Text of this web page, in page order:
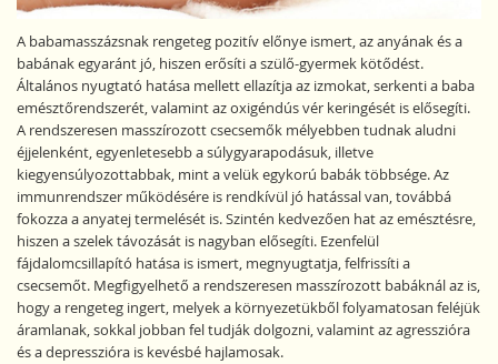
A babamasszázsnak rengeteg pozitív előnye ismert, az anyának és a
babának egyaránt jó, hiszen erősíti a szülő-gyermek kötődést.
Általános nyugtató hatása mellett ellazítja az izmokat, serkenti a baba
emésztőrendszerét, valamint az oxigéndús vér keringését is elősegíti.
A rendszeresen masszírozott csecsemők mélyebben tudnak aludni
éjjelenként, egyenletesebb a súlygyarapodásuk, illetve
kiegyensúlyozottabbak, mint a velük egykorú babák többsége. Az
immunrendszer működésére is rendkívül jó hatással van, továbbá
fokozza a anyatej termelését is. Szintén kedvezően hat az emésztésre,
hiszen a szelek távozását is nagyban elősegíti. Ezenfelül
fájdalomcsillapító hatása is ismert, megnyugtatja, felfrissíti a
csecsemőt. Megfigyelhető a rendszeresen masszírozott babáknál az is,
hogy a rengeteg ingert, melyek a környezetükből folyamatosan feléjük
áramlanak, sokkal jobban fel tudják dolgozni, valamint az agresszióra
és a depresszióra is kevésbé hajlamosak.